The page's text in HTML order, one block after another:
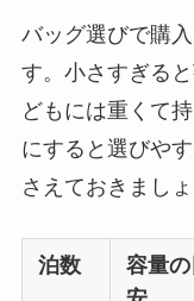
バッグ選びで購
す。小さすぎる
どもには重くて
にすると選びや
さえておきましょ
泊数
容量の